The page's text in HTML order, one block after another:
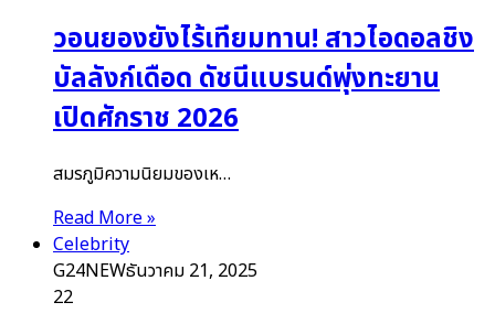
วอนยองยังไร้เทียมทาน! สาวไอดอลชิง
บัลลังก์เดือด ดัชนีแบรนด์พุ่งทะยาน
เปิดศักราช 2026
สมรภูมิความนิยมของเห…
Read More »
Celebrity
G24NEWธันวาคม 21, 2025
22